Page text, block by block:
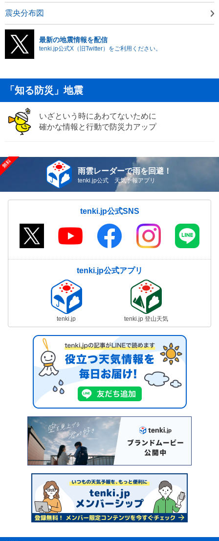
震央分布図
最新の地震情報を配信
tenki.jp公式X（旧Twitter）をご利用ください。
「知る防災」地震
いざという時にあわてないために
確かな情報と行動で防災力アップ
雨雲レーダーで雨を回避！
tenki.jp公式 天気予報アプリ
tenki.jp公式SNS
tenki.jp公式アプリ
tenki.jp tenki.jp 登山天気